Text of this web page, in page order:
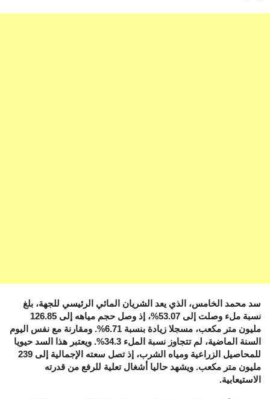
سد محمد الخامس، الذي يعد الشريان المائي الرئيسي للجهة، بلغ
نسبة ملء وصلت إلى 53.07%، إذ وصل حجم مياهه إلى 126.85
مليون متر مكعب، مسجلا زيادة بنسبة 6.71%. ومقارنة مع نفس اليوم
السنة الماضية، لم تتجاوز نسبة الملء 34.3%. ويعتبر هذا السد حيويا
للمحاصيل الزراعية ومياه الشرب، إذ تصل سعته الإجمالية إلى 239
مليون متر مكعب. ويشهد حاليا أشغال تعلية للرفع من قدرته
الاستيعابية.